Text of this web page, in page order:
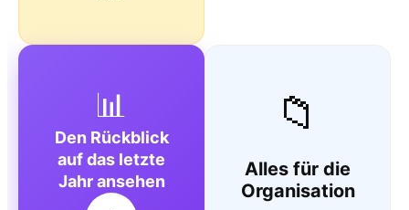
📊
Den Rückblick
auf das letzte
Jahr ansehen
📁
Alles für die
Organisation